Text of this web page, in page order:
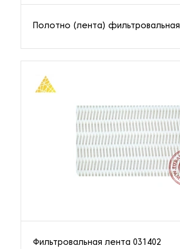
Полотно (лента) фильтровальная
Фильтровальная лента 031402